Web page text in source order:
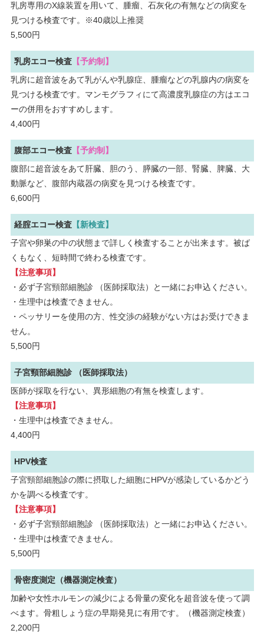
乳房専用のX線装置を用いて、腫瘤、石灰化の有無などの病変を
見つける検査です。※40歳以上推奨
5,500円
乳房エコー検査【予約制】
乳房に超音波をあて乳がんや乳腺症、腫瘤などの乳腺内の病変を
見つける検査です。マンモグラフィにて高濃度乳腺症の方はエコ
ーの併用をおすすめします。
4,400円
腹部エコー検査【予約制】
腹部に超音波をあて肝臓、胆のう、膵臓の一部、腎臓、脾臓、大
動脈など、腹部内蔵器の病変を見つける検査です。
6,600円
経腟エコー検査【新検査】
子宮や卵巣の中の状態まで詳しく検査することが出来ます。被ば
くもなく、短時間で終わる検査です。
【注意事項】
・必ず子宮頸部細胞診 （医師採取法）と一緒にお申込ください。
・生理中は検査できません。
・ペッサリーを使用の方、性交渉の経験がない方はお受けできま
せん。
5,500円
子宮頸部細胞診 （医師採取法）
医師が採取を行ない、異形細胞の有無を検査します。
【注意事項】
・生理中は検査できません。
4,400円
HPV検査
子宮頸部細胞診の際に摂取した細胞にHPVが感染しているかどう
かを調べる検査です。
【注意事項】
・必ず子宮頸部細胞診 （医師採取法）と一緒にお申込ください。
・生理中は検査できません。
5,500円
骨密度測定（機器測定検査）
加齢や女性ホルモンの減少による骨量の変化を超音波を使って調
べます。骨粗しょう症の早期発見に有用です。（機器測定検査）
2,200円